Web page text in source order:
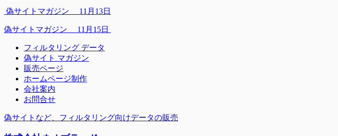
偽サイトマガジン 11月13日
偽サイトマガジン 11月15日
フィルタリング データ
偽サイト マガジン
販売ページ
ホームページ制作
会社案内
お問合せ
偽サイトなど、フィルタリング向けデータの販売